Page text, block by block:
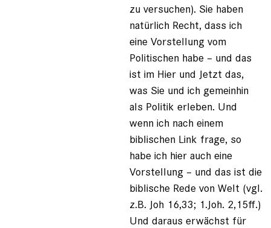
zu versuchen). Sie haben
natürlich Recht, dass ich
eine Vorstellung vom
Politischen habe – und das
ist im Hier und Jetzt das,
was Sie und ich gemeinhin
als Politik erleben. Und
wenn ich nach einem
biblischen Link frage, so
habe ich hier auch eine
Vorstellung – und das ist die
biblische Rede von Welt (vgl.
z.B. Joh 16,33; 1.Joh. 2,15ff.)
Und daraus erwächst für